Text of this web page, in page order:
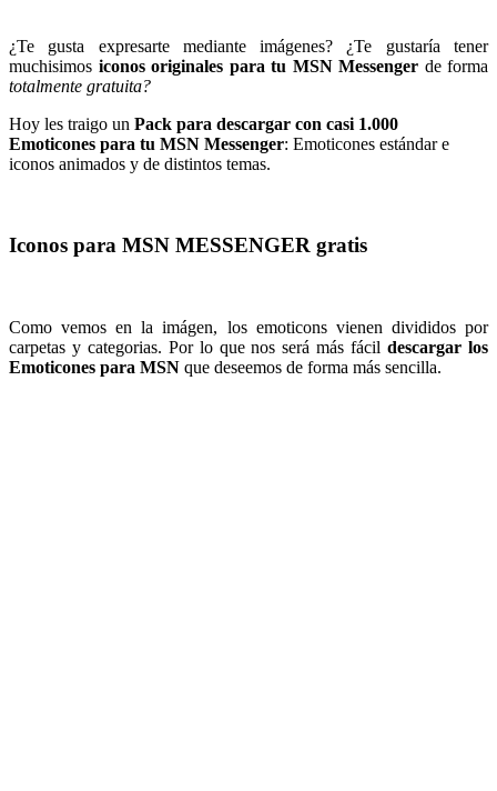
¿Te gusta expresarte mediante imágenes? ¿Te gustaría tener
muchisimos iconos originales para tu MSN Messenger de forma
totalmente gratuita?
Hoy les traigo un Pack para descargar con casi 1.000
Emoticones para tu MSN Messenger: Emoticones estándar e
iconos animados y de distintos temas.
Iconos para MSN MESSENGER gratis
Como vemos en la imágen, los emoticons vienen divididos por
carpetas y categorias. Por lo que nos será más fácildescargar los
Emoticones para MSN que deseemos de forma más sencilla.